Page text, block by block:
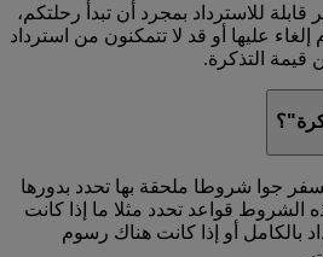
للاسترداد بمجرد أن تبدأ رحلتكم،
عليها أو قد لا تتمكنون من استرداد
قيمة التذكرة.
جوا شروطا ملحقة بها تحدد بدورها
الشروط قواعد تحدد مثلا ما إذا كانت
بالكامل أو إذا كانت هناك رسوم